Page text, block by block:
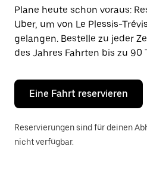
ein
Datum
auszuwählen.
Drücke
die
Escape-
um
den
Kalender
schließen.
Plane heute schon voraus:
Uber, um von Le Plessis-
gelangen. Bestelle zu jeder
des Jahres Fahrten bis zu 90
Eine Fahrt reservieren
Reservierungen sind für deinen
nicht verfügbar.